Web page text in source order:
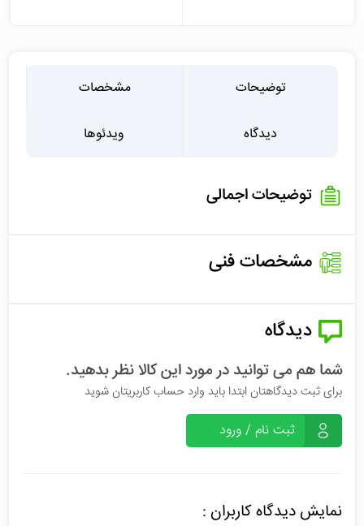
توضیحات مشخصات
دیدگاه ویدئوها
توضیحات اجمالی
مشخصات فنی
دیدگاه
شما هم می توانید در مورد این کالا نظر بدهید.
برای ثبت دیدگاهتان ابتدا باید وارد حساب کاربریتان شوید
ثبت نام / ورود
نمایش دیدگاه کاربران :